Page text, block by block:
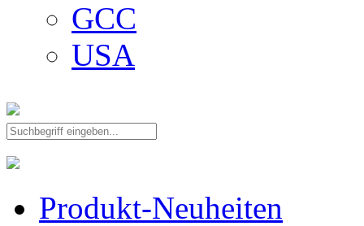
GCC
USA
Produkt-Neuheiten